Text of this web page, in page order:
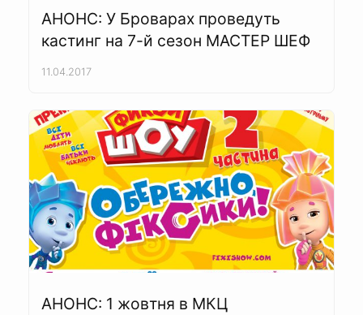
АНОНС: У Броварах проведуть
кастинг на 7-й сезон МАСТЕР ШЕФ
11.04.2017
АНОНС: 1 жовтня в МКЦ